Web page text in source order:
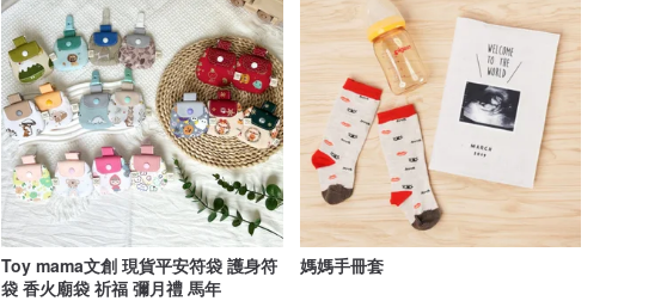
Toy mama文創 現貨平安符袋 護身符
袋 香火廟袋 祈福 彌月禮 馬年
媽媽手冊套